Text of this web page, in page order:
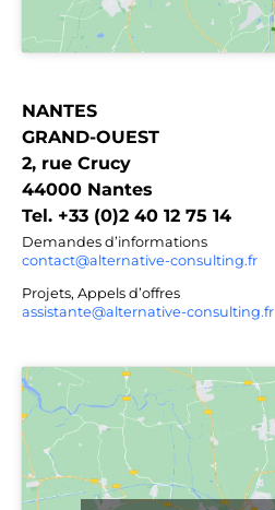
NANTES
GRAND-OUEST
2, rue Crucy
44000 Nantes
Tel. +33 (0)2 40 12 75 14
Demandes d’informations
contact@alternative-consulting.fr
Projets, Appels d’offres
assistante@alternative-consulting.fr